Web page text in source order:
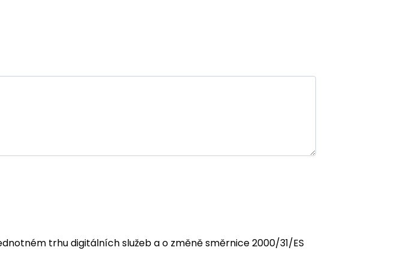
trhu digitálních služeb a o změně směrnice 2000/31/ES